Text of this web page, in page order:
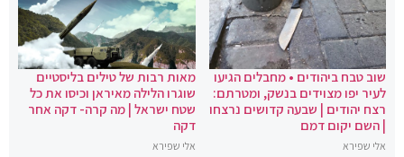
שוב טבח ביהודים • מחבלים הגיעו
לעיר יפו מצוידים בנשק, ומטרתם:
רצח יהודים | שבעה קדושים נרצחו
| השם יקום דמם
אלי שפירא
מאות רבות של טילים בליסטיים
שוגרו הלילה מאיראן וכיסו את כל
שטח ישראל | מה קרה- דקה אחר
דקה
אלי שפירא